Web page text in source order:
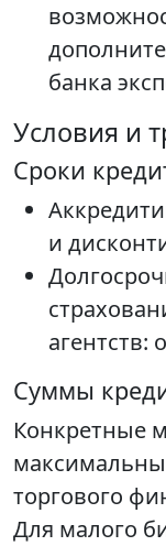
банка
Условия и
Сроки
и
агентств:
Суммы
Конкретные
торгового
Для малого